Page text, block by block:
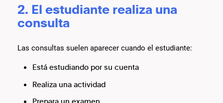
2. El estudiante realiza una
consulta
Las consultas suelen aparecer cuando el estudiante:
Está estudiando por su cuenta
Realiza una actividad